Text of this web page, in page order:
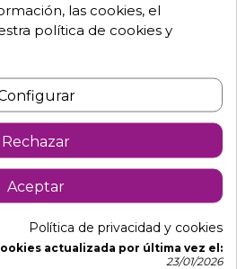
las cookies, el
política de cookies y
Rechazar
Aceptar
Política de privacidad y cookies
actualizada por última vez el:
23/01/2026